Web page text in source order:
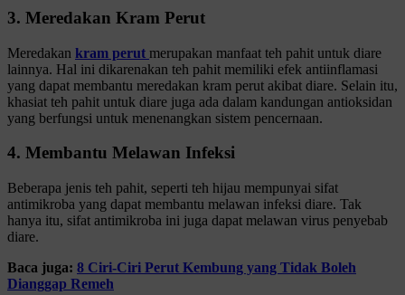
3. Meredakan Kram Perut
Meredakan kram perut merupakan manfaat teh pahit untuk diare
lainnya. Hal ini dikarenakan teh pahit memiliki efek antiinflamasi
yang dapat membantu meredakan kram perut akibat diare. Selain itu,
khasiat teh pahit untuk diare juga ada dalam kandungan antioksidan
yang berfungsi untuk menenangkan sistem pencernaan.
4. Membantu Melawan Infeksi
Beberapa jenis teh pahit, seperti teh hijau mempunyai sifat
antimikroba yang dapat membantu melawan infeksi diare. Tak
hanya itu, sifat antimikroba ini juga dapat melawan virus penyebab
diare.
Baca juga: 8 Ciri-Ciri Perut Kembung yang Tidak Boleh
Dianggap Remeh